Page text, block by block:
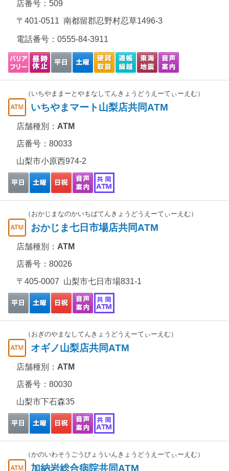
店番号：509
〒401-0511 南都留郡忍野村忍草1496-3
電話番号： 0555-84-3911
（いちやままーとやまなしてんきょうどうえーてぃーえむ）
いちやまマート山梨店共同ATM
店舗種別： ATM
店番号：80033
山梨市小原西974-2
（おかじまなのかいちばてんきょうどうえーてぃーえむ）
おかじま七日市場店共同ATM
店舗種別： ATM
店番号：80026
〒405-0007 山梨市七日市場831-1
（おぎのやまなしてんきょうどうえーてぃーえむ）
オギノ山梨店共同ATM
店舗種別： ATM
店番号：80030
山梨市下石森35
（かのいわそうごうびょういんきょうどうえーてぃーえむ）
加納岩総合病院共同ATM